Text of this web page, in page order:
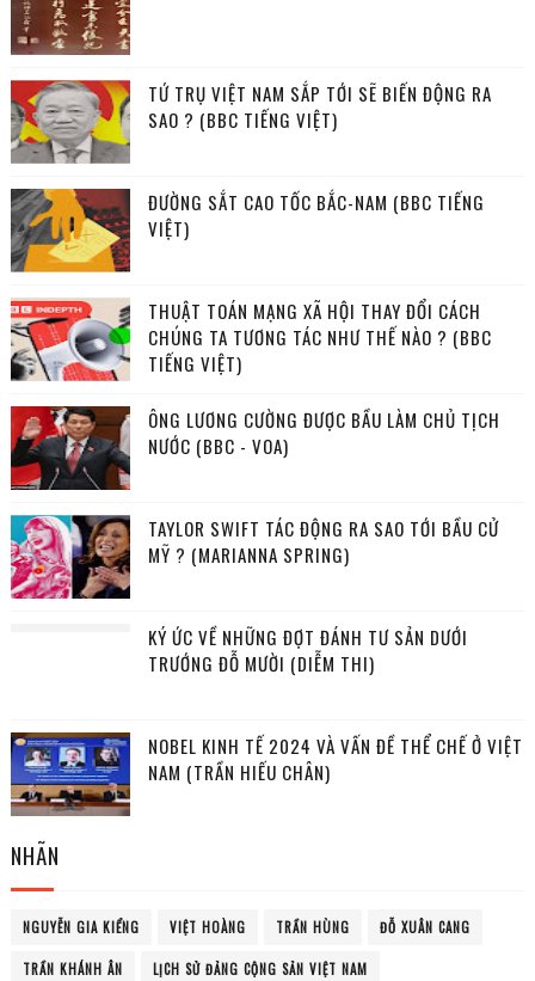
TỨ TRỤ VIỆT NAM SẮP TỚI SẼ BIẾN ĐỘNG RA
SAO ? (BBC TIẾNG VIỆT)
ĐƯỜNG SẮT CAO TỐC BẮC-NAM (BBC TIẾNG
VIỆT)
THUẬT TOÁN MẠNG XÃ HỘI THAY ĐỔI CÁCH
CHÚNG TA TƯƠNG TÁC NHƯ THẾ NÀO ? (BBC
TIẾNG VIỆT)
ÔNG LƯƠNG CƯỜNG ĐƯỢC BẦU LÀM CHỦ TỊCH
NƯỚC (BBC - VOA)
TAYLOR SWIFT TÁC ĐỘNG RA SAO TỚI BẦU CỬ
MỸ ? (MARIANNA SPRING)
KÝ ỨC VỀ NHỮNG ĐỢT ĐÁNH TƯ SẢN DƯỚI
TRƯỚNG ĐỖ MƯỜI (DIỄM THI)
NOBEL KINH TẾ 2024 VÀ VẤN ĐỀ THỂ CHẾ Ở VIỆT
NAM (TRẦN HIẾU CHÂN)
NHÃN
NGUYỄN GIA KIỂNG VIỆT HOÀNG TRẦN HÙNG ĐỖ XUÂN CANG
TRẦN KHÁNH ÂN LỊCH SỬ ĐẢNG CỘNG SẢN VIỆT NAM